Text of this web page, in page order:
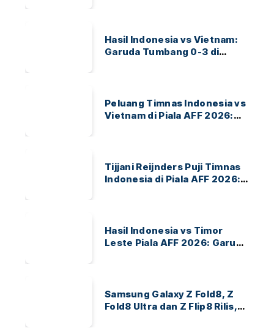
Hasil Indonesia vs Vietnam:
Garuda Tumbang 0-3 di
Peluang Timnas Indonesia vs
Vietnam di Piala AFF 2026:
Tijjani Reijnders Puji Timnas
Indonesia di Piala AFF 2026:
Hasil Indonesia vs Timor
Leste Piala AFF 2026: Garuda
Samsung Galaxy Z Fold8, Z
Fold8 Ultra dan Z Flip8 Rilis,